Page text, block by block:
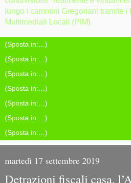
lungo i cammini Gregoriani tramite i
Multimediali Locali (PIM).
martedì 17 settembre 2019
Detrazioni fiscali casa,